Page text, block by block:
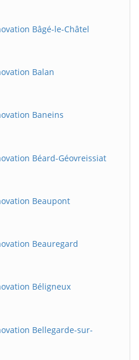
Bâgé-le-Châtel
Balan
Baneins
Béard-Géovreissiat
Beaupont
Beauregard
Béligneux
Bellegarde-sur-